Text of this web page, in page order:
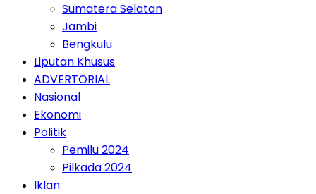
Sumatera Selatan
Jambi
Bengkulu
Liputan Khusus
ADVERTORIAL
Nasional
Ekonomi
Politik
Pemilu 2024
Pilkada 2024
Iklan